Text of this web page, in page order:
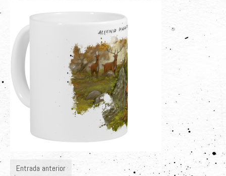
Sobre el Autor
Clientes
Adquiere su Obra
Entrada anterior